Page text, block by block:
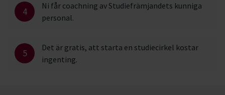
4
Ni får coachning av Studiefrämjandets kunniga
personal.
5
Det är gratis, att starta en studiecirkel kostar
ingenting.